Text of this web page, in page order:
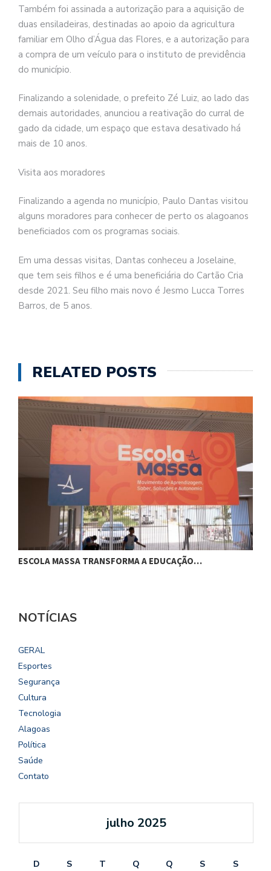
Também foi assinada a autorização para a aquisição de
duas ensiladeiras, destinadas ao apoio da agricultura
familiar em Olho d’Água das Flores, e a autorização para
a compra de um veículo para o instituto de previdência
do município.
Finalizando a solenidade, o prefeito Zé Luiz, ao lado das
demais autoridades, anunciou a reativação do curral de
gado da cidade, um espaço que estava desativado há
mais de 10 anos.
Visita aos moradores
Finalizando a agenda no município, Paulo Dantas visitou
alguns moradores para conhecer de perto os alagoanos
beneficiados com os programas sociais.
Em uma dessas visitas, Dantas conheceu a Joselaine,
que tem seis filhos e é uma beneficiária do Cartão Cria
desde 2021. Seu filho mais novo é Jesmo Lucca Torres
Barros, de 5 anos.
RELATED POSTS
ESCOLA MASSA TRANSFORMA A EDUCAÇÃO…
NOTÍCIAS
GERAL
Esportes
Segurança
Cultura
Tecnologia
Alagoas
Política
Saúde
Contato
julho 2025
D S T Q Q S
S